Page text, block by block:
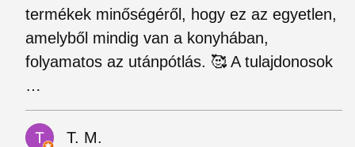
termékek minőségéről, hogy ez az egyetlen,
amelyből mindig van a konyhában,
folyamatos az utánpótlás. 🥰 A tulajdonosok
…
T. M.